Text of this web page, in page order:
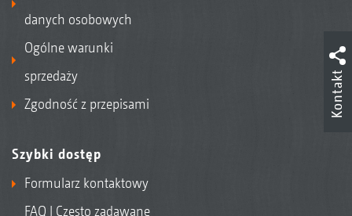
danych osobowych
Ogólne warunki
sprzedaży
Zgodność z przepisami
Szybki dostęp
Formularz kontaktowy
FAQ | Często zadawane
Kontakt